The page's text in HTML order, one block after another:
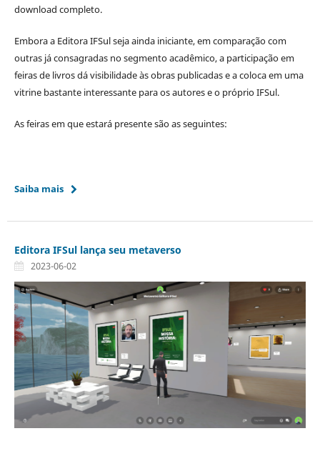
download completo.
Embora a Editora IFSul seja ainda iniciante, em comparação com
outras já consagradas no segmento acadêmico, a participação em
feiras de livros dá visibilidade às obras publicadas e a coloca em uma
vitrine bastante interessante para os autores e o próprio IFSul.
As feiras em que estará presente são as seguintes:
Saiba mais
Editora IFSul lança seu metaverso
2023-06-02